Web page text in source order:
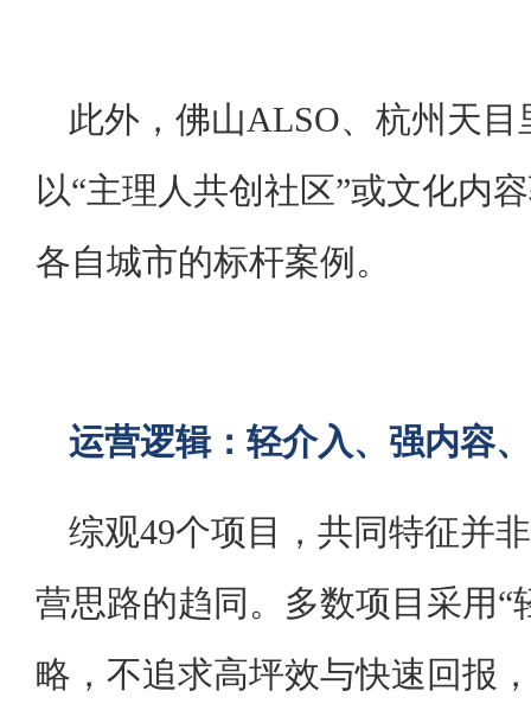
此外，佛山ALSO、杭州天
以“主理人共创社区”或文化内
各自城市的标杆案例。
运营逻辑：轻介入、强内容
综观49个项目，共同特征并
营思路的趋同。多数项目采用“
略，不追求高坪效与快速回报